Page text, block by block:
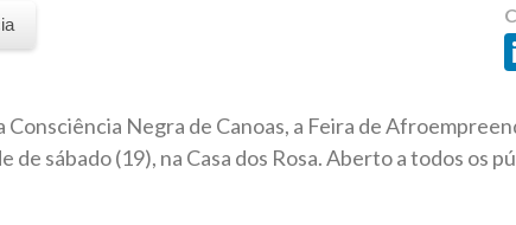
Consciência Negra de Canoas, a Feira de
de sábado (19), na Casa dos Rosa. Aberto a todos os